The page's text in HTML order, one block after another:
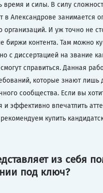
время и силы. В силу
в Александрове занимается
организаций. И уж точно не
биржи контента. Там можно
с диссертацией на звание
справиться. Данная
которые знают лишь
сообщества. Если вы
и эффективно впечатлить
купить
из себя
под ключ?